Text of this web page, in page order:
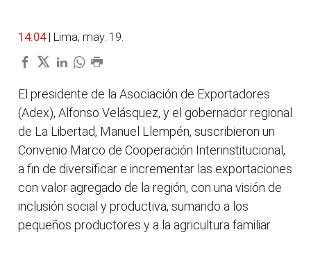
14:04 | Lima, may. 19.
El presidente de la Asociación de Exportadores
(Adex), Alfonso Velásquez, y el gobernador regional
de La Libertad, Manuel Llempén, suscribieron un
Convenio Marco de Cooperación Interinstitucional,
a fin de diversificar e incrementar las exportaciones
con valor agregado de la región, con una visión de
inclusión social y productiva, sumando a los
pequeños productores y a la agricultura familiar.